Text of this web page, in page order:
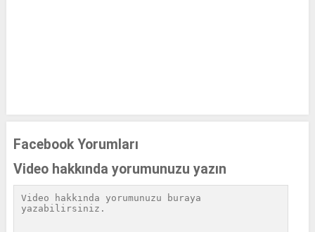
Facebook Yorumları
Video hakkında yorumunuzu yazın